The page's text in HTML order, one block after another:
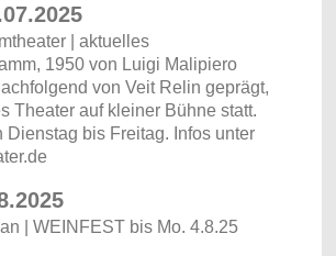
| aktuelles
1950 von Luigi Malipiero
von Veit Relin geprägt,
Theater auf kleiner Bühne statt.
Dienstag bis Freitag. Infos unter
| WEINFEST bis Mo. 4.8.25